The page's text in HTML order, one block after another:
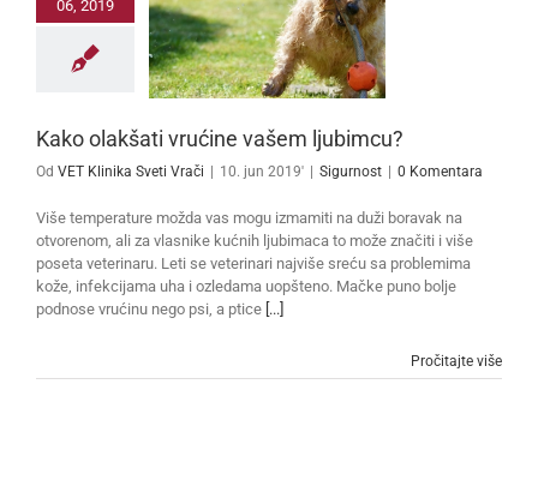
06, 2019
Kako olakšati vrućine
vašem ljubimcu?
Kako olakšati vrućine vašem ljubimcu?
Od VET Klinika Sveti Vrači 10. jun 2019' Sigurnost 0 Komentara
Više temperature možda vas mogu izmamiti na duži boravak na
otvorenom, ali za vlasnike kućnih ljubimaca to može značiti i više
poseta veterinaru. Leti se veterinari najviše sreću sa problemima
kože, infekcijama uha i ozledama uopšteno. Mačke puno bolje
podnose vrućinu nego psi, a ptice [...]
Pročitajte više